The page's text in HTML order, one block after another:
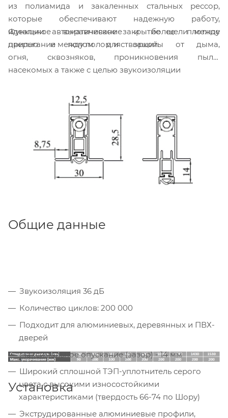
из полиамида и закаленных стальных рессор,
которые обеспечивают надежную работу,
идеальное выравнивание и более плотное
прилегание между полом и створкой.
Функции: автоматическое закрытие щели между
дверью и полом для защиты от дыма,
огня, сквозняков, проникновения пыли,
насекомых а также с целью звукоизоляции
Общие данные
Звукоизоляция 36 дБ
Количество циклов: 200 000
Подходит для алюминиевых, деревянных и ПВХ-
дверей
Максимальное опускание (зазор) - 14 мм
Широкий сплошной ТЭП-уплотнитель серого
цвета с высокими износостойкими
характеристиками (твердость 66-74 по Шору)
Экструдированные алюминиевые профили,
Установка